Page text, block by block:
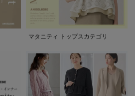
マタニティ トップスカテゴリ